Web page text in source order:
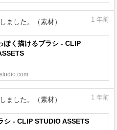
ました。（素材） 1 年前
ぽく描けるブラシ - CLIP
ました。（素材） 1 年前
シ - CLIP STUDIO ASSETS